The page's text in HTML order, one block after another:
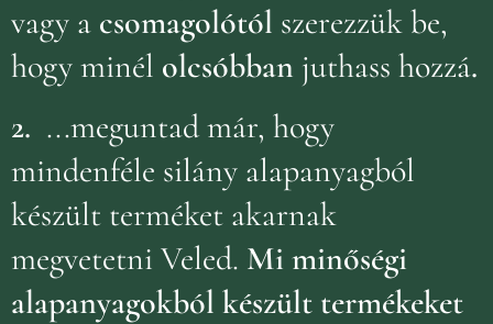
vagy a csomagolótól szerezzük be,
hogy minél olcsóbban juthass hozzá.
2. ...meguntad már, hogy
mindenféle silány alapanyagból
készült terméket akarnak
megvetetni Veled. Mi minőségi
alapanyagokból készült termékeket